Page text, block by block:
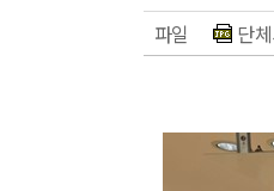
파일 단